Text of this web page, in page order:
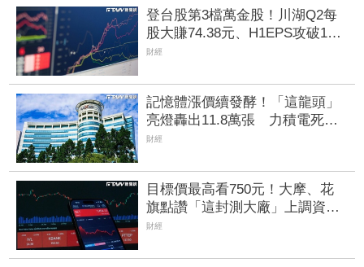
登台股第3檔萬金股！川湖Q2每
股大賺74.38元、H1EPS攻破11
股本賺贏去年全年 近5日飆
財經
記憶體漲價續發酵！「這龍頭」
亮燈轟出11.8萬張 力積電死守
均線噴36.8萬張
財經
目標價最高看750元！大摩、花
旗點讚「這封測大廠」上調資本
支出達105億美元 Q2獲利寫歷
財經